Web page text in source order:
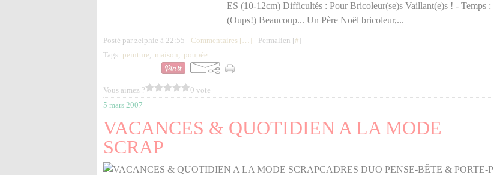
ES (10-12cm) Difficultés : Pour Bricoleur(se)s Vaillant(e)s ! - Temps :
(Oups!) Beaucoup... Un Père Noël bricoleur,...
Posté par zelphie à 22:55 - Commentaires [… ] - Permalien [#]
Tags: peinture, maison, poupée
Vous aimez ?
0 vote
5 mars 2007
VACANCES & QUOTIDIEN A LA MODE
SCRAP
CADRES DUO PENSE-BÊTE & PORTE-P